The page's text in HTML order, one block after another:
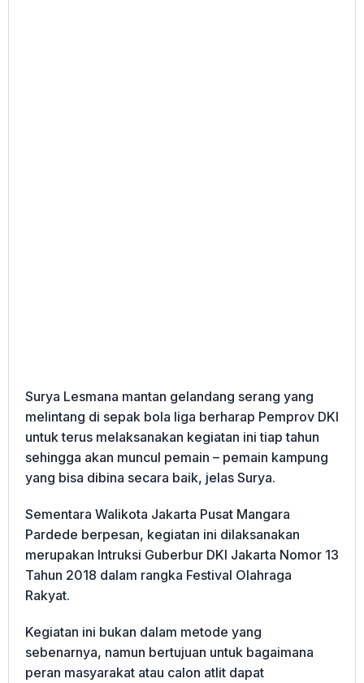
Surya Lesmana mantan gelandang serang yang
melintang di sepak bola liga berharap Pemprov DKI
untuk terus melaksanakan kegiatan ini tiap tahun
sehingga akan muncul pemain – pemain kampung
yang bisa dibina secara baik, jelas Surya.
Sementara Walikota Jakarta Pusat Mangara
Pardede berpesan, kegiatan ini dilaksanakan
merupakan Intruksi Guberbur DKI Jakarta Nomor 13
Tahun 2018 dalam rangka Festival Olahraga
Rakyat.
Kegiatan ini bukan dalam metode yang
sebenarnya, namun bertujuan untuk bagaimana
peran masyarakat atau calon atlit dapat